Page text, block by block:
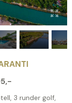
3 runder golf,